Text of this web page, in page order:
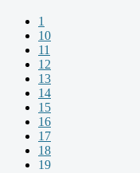
1
10
11
12
13
14
15
16
17
18
19